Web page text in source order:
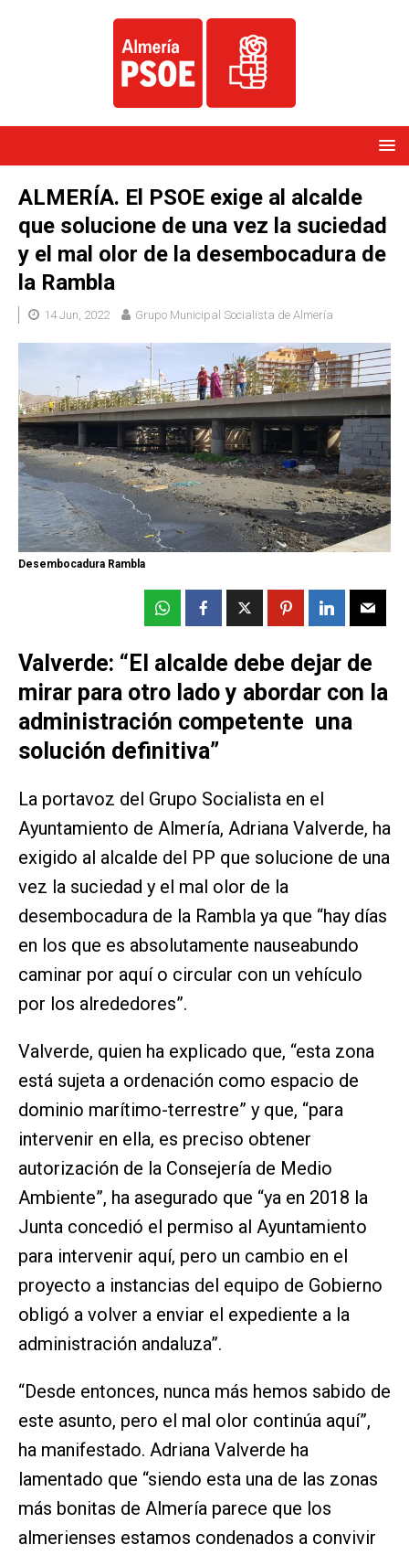
ALMERÍA. El PSOE exige al alcalde
que solucione de una vez la suciedad
y el mal olor de la desembocadura de
la Rambla
14 Jun, 2022 Grupo Municipal Socialista de Almería
Desembocadura Rambla
Valverde: “El alcalde debe dejar de
mirar para otro lado y abordar con la
administración competente una
solución definitiva”
La portavoz del Grupo Socialista en el
Ayuntamiento de Almería, Adriana Valverde, ha
exigido al alcalde del PP que solucione de una
vez la suciedad y el mal olor de la
desembocadura de la Rambla ya que “hay días
en los que es absolutamente nauseabundo
caminar por aquí o circular con un vehículo
por los alrededores”.
Valverde, quien ha explicado que, “esta zona
está sujeta a ordenación como espacio de
dominio marítimo-terrestre” y que, “para
intervenir en ella, es preciso obtener
autorización de la Consejería de Medio
Ambiente”, ha asegurado que “ya en 2018 la
Junta concedió el permiso al Ayuntamiento
para intervenir aquí, pero un cambio en el
proyecto a instancias del equipo de Gobierno
obligó a volver a enviar el expediente a la
administración andaluza”.
“Desde entonces, nunca más hemos sabido de
este asunto, pero el mal olor continúa aquí”,
ha manifestado. Adriana Valverde ha
lamentado que “siendo esta una de las zonas
más bonitas de Almería parece que los
almerienses estamos condenados a convivir